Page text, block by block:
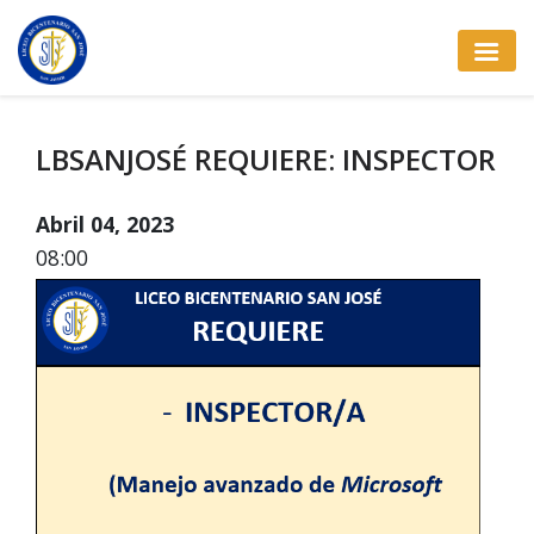
LBSANJOSÉ REQUIERE: INSPECTOR
Abril 04, 2023
08:00